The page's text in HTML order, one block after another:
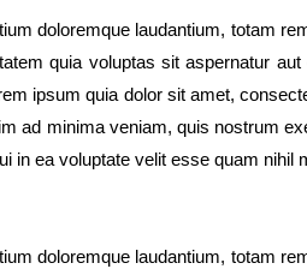
doloremque laudantium, totam
quia voluptas sit aspernatur
ipsum quia dolor sit amet,
ad minima veniam, quis nostrum
in ea voluptate velit esse quam nihil
doloremque laudantium, totam